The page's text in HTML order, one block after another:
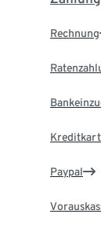
Rechnung
Paypal